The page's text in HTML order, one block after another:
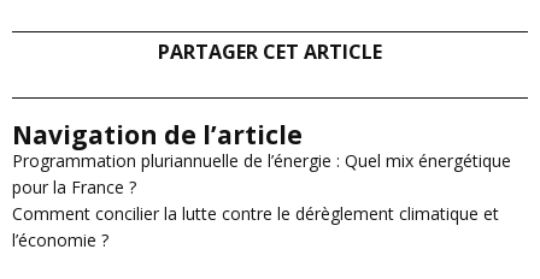
PARTAGER CET ARTICLE
Navigation de l’article
Programmation pluriannuelle de l’énergie : Quel mix énergétique
pour la France ?
Comment concilier la lutte contre le dérèglement climatique et
l’économie ?